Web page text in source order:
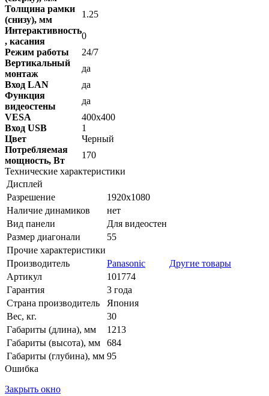
Толщина рамки
(снизу), мм
1.25
Интерактивность
, касания
0
Режим работы
24/7
Вертикальный
монтаж
да
Вход LAN
да
Функция
видеостены
да
VESA
400х400
Вход USB
1
Цвет
Черный
Потребляемая
мощность, Вт
170
Технические характеристики
Дисплей
Разрешение
1920x1080
Наличие динамиков
нет
Вид панели
Для видеостен
Размер диагонали
55
Прочие характеристики
Производитель
Panasonic
Другие товары
Артикул
101774
Гарантия
3 года
Страна производитель
Япония
Вес, кг.
30
Габариты (длина), мм
1213
Габариты (высота), мм
684
Габариты (глубина), мм 95
Ошибка
Закрыть окно